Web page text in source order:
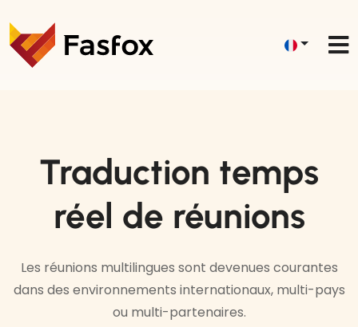
Traduction temps
réel de réunions
Les réunions multilingues sont devenues courantes
dans des environnements internationaux, multi-pays
ou multi-partenaires.